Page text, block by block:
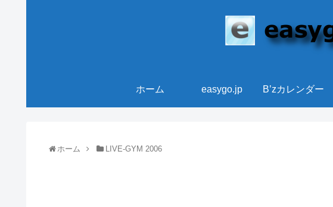
ホーム easygo.jp B’zカレンダー
ホーム LIVE-GYM 2006